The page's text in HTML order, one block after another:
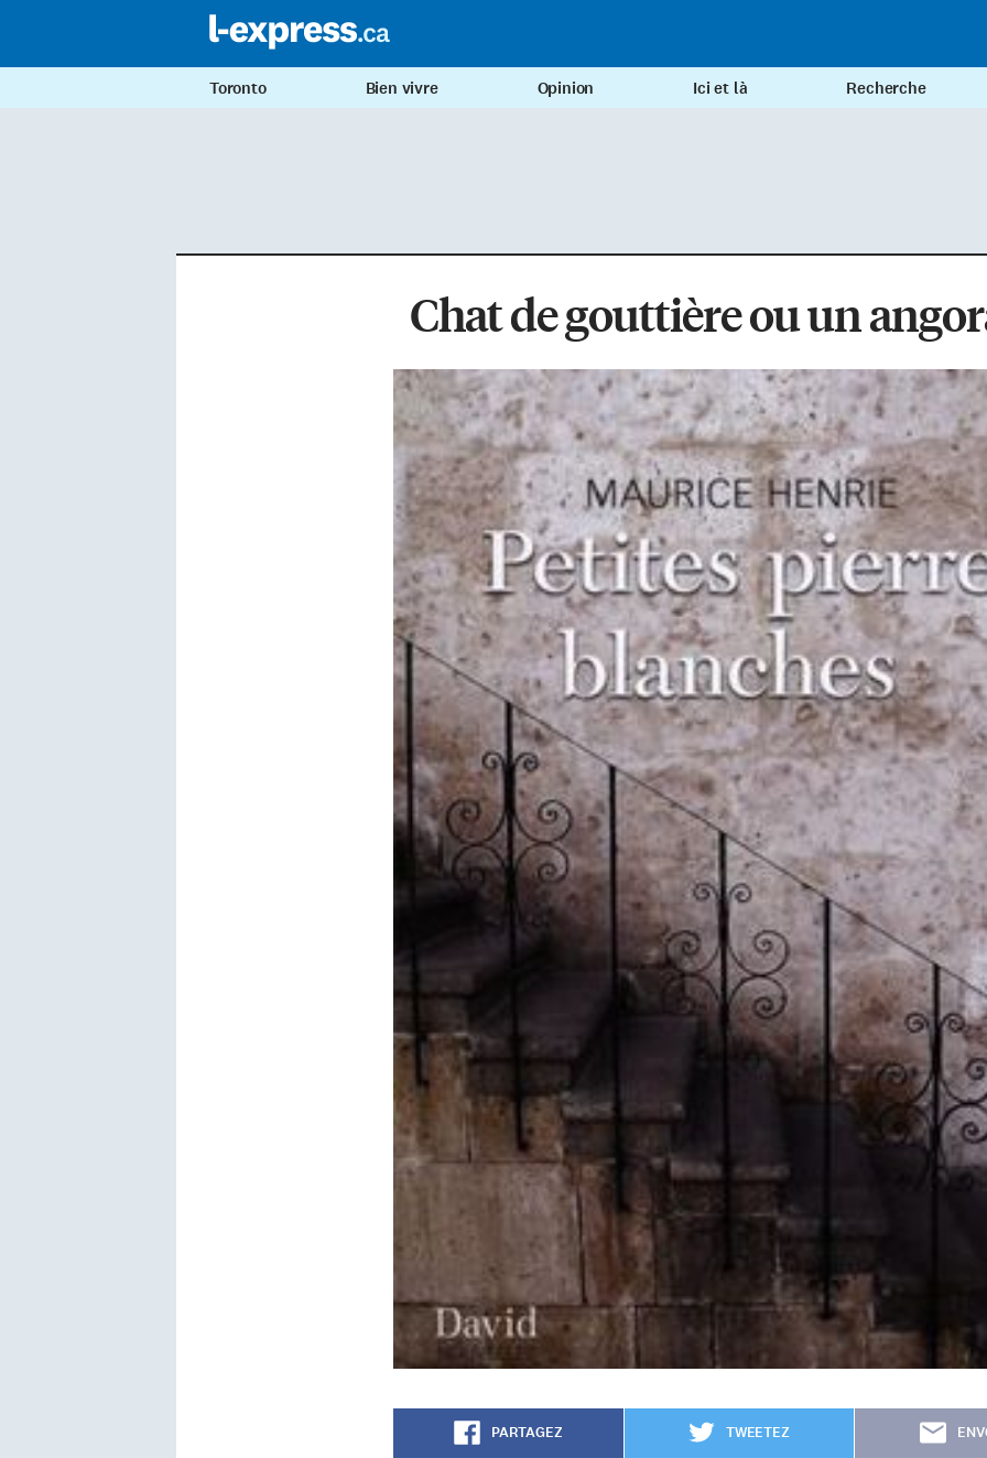
Toronto Bien vivre Opinion Ici et là Recherche
Chat de gouttière ou un
PARTAGEZ TWEETEZ